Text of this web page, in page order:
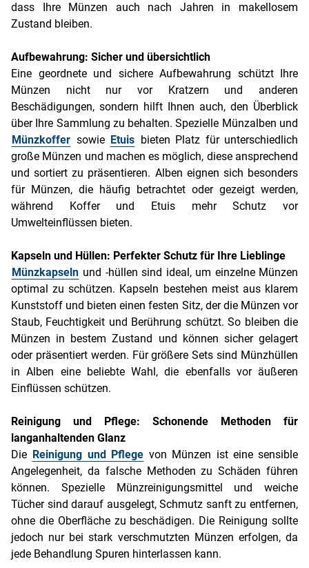
dass Ihre Münzen auch nach Jahren in makellosem
Zustand bleiben.
Aufbewahrung: Sicher und übersichtlich
Eine geordnete und sichere Aufbewahrung schützt Ihre
Münzen nicht nur vor Kratzern und anderen
Beschädigungen, sondern hilft Ihnen auch, den Überblick
über Ihre Sammlung zu behalten. Spezielle Münzalben und
Münzkoffer sowie Etuis bieten Platz für unterschiedlich
große Münzen und machen es möglich, diese ansprechend
und sortiert zu präsentieren. Alben eignen sich besonders
für Münzen, die häufig betrachtet oder gezeigt werden,
während Koffer und Etuis mehr Schutz vor
Umwelteinflüssen bieten.
Kapseln und Hüllen: Perfekter Schutz für Ihre Lieblinge
Münzkapseln und -hüllen sind ideal, um einzelne Münzen
optimal zu schützen. Kapseln bestehen meist aus klarem
Kunststoff und bieten einen festen Sitz, der die Münzen vor
Staub, Feuchtigkeit und Berührung schützt. So bleiben die
Münzen in bestem Zustand und können sicher gelagert
oder präsentiert werden. Für größere Sets sind Münzhüllen
in Alben eine beliebte Wahl, die ebenfalls vor äußeren
Einflüssen schützen.
Reinigung und Pflege: Schonende Methoden für
langanhaltenden Glanz
Die Reinigung und Pflege von Münzen ist eine sensible
Angelegenheit, da falsche Methoden zu Schäden führen
können. Spezielle Münzreinigungsmittel und weiche
Tücher sind darauf ausgelegt, Schmutz sanft zu entfernen,
ohne die Oberfläche zu beschädigen. Die Reinigung sollte
jedoch nur bei stark verschmutzten Münzen erfolgen, da
jede Behandlung Spuren hinterlassen kann.